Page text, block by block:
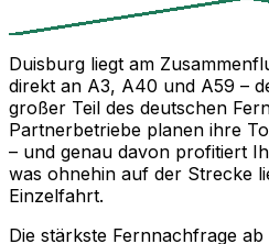
Duisburg liegt am
direkt an A3, A40 und A59 –
großer Teil des deutschen
Partnerbetriebe planen ihre
– und genau davon profitiert
was ohnehin auf der Strecke
Einzelfahrt.
Die stärkste Fernnachfrage